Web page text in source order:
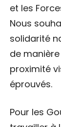
et les
Nous
solidarité
de
proximité
éprouvés.
Pour les